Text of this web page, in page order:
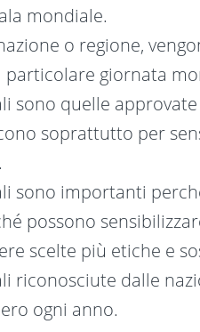
mondiale.
o regione,
particolare giornata
sono quelle
soprattutto per
sono importanti
possono
scelte più etiche e
riconosciute dalle
ogni anno.